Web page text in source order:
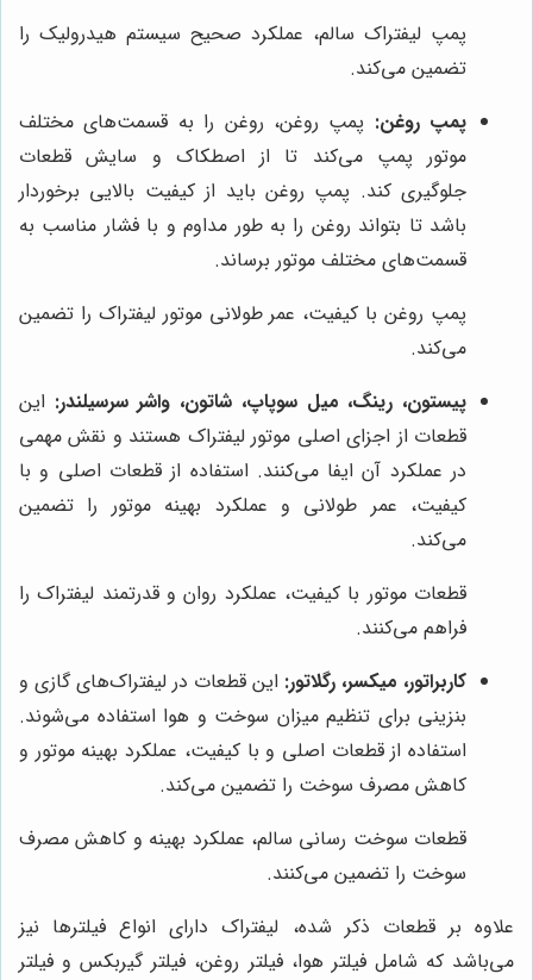
پمپ لیفتراک سالم، عملکرد صحیح سیستم هیدرولیک را
تضمین می‌کند.
پمپ روغن: پمپ روغن، روغن را به قسمت‌های مختلف
موتور پمپ می‌کند تا از اصطکاک و سایش قطعات
جلوگیری کند. پمپ روغن باید از کیفیت بالایی برخوردار
باشد تا بتواند روغن را به طور مداوم و با فشار مناسب به
قسمت‌های مختلف موتور برساند.
پمپ روغن با کیفیت، عمر طولانی موتور لیفتراک را تضمین
می‌کند.
پیستون، رینگ، میل سوپاپ، شاتون، واشر سرسیلندر: این
قطعات از اجزای اصلی موتور لیفتراک هستند و نقش مهمی
در عملکرد آن ایفا می‌کنند. استفاده از قطعات اصلی و با
کیفیت، عمر طولانی و عملکرد بهینه موتور را تضمین
می‌کند.
قطعات موتور با کیفیت، عملکرد روان و قدرتمند لیفتراک را
فراهم می‌کنند.
کاربراتور، میکسر، رگلاتور: این قطعات در لیفتراک‌های گازی و
بنزینی برای تنظیم میزان سوخت و هوا استفاده می‌شوند.
استفاده از قطعات اصلی و با کیفیت، عملکرد بهینه موتور و
کاهش مصرف سوخت را تضمین می‌کند.
قطعات سوخت رسانی سالم، عملکرد بهینه و کاهش مصرف
سوخت را تضمین می‌کنند.
علاوه بر قطعات ذکر شده، لیفتراک دارای انواع فیلترها نیز
می‌باشد که شامل فیلتر هوا، فیلتر روغن، فیلتر گیربکس و فیلتر